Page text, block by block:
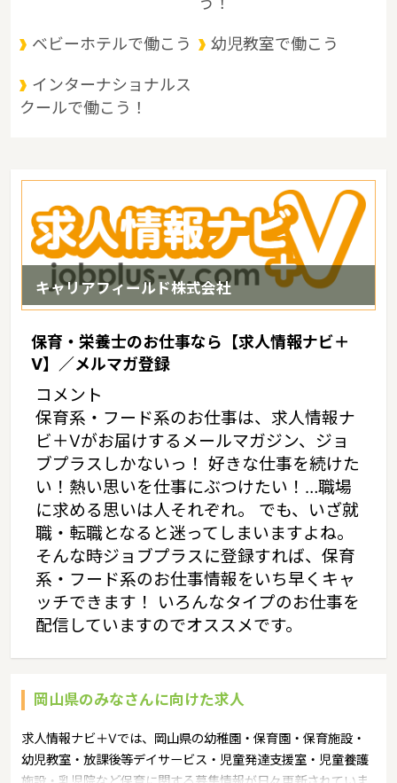
部は、中国山地と盆地、中部は吉備高原などの丘陵地、南部は平野
に大きく分けられます。 県北部は山と温泉に、南部は穏やかな海と
ベビーホテルで働こう 幼児教室で働こう
インターナショナルス
クールで働こう！
キャリアフィールド株式会社
保育・栄養士のお仕事なら【求人情報ナビ＋
V】／メルマガ登録
コメント
保育系・フード系のお仕事は、求人情報ナ
ビ＋Vがお届けするメールマガジン、ジョ
ブプラスしかないっ！ 好きな仕事を続けた
い！熱い思いを仕事にぶつけたい！…職場
に求める思いは人それぞれ。 でも、いざ就
職・転職となると迷ってしまいますよね。
そんな時ジョブプラスに登録すれば、保育
系・フード系のお仕事情報をいち早くキャ
ッチできます！ いろんなタイプのお仕事を
配信していますのでオススメです。
岡山県のみなさんに向けた求人
求人情報ナビ＋Vでは、岡山県の幼稚園・保育園・保育施設・
幼児教室・放課後等デイサービス・児童発達支援室・児童養護